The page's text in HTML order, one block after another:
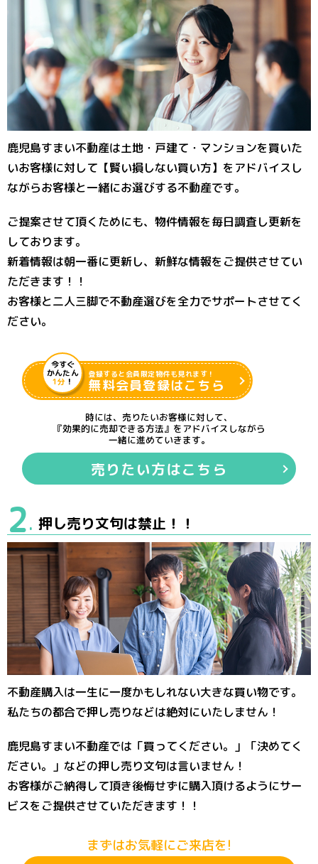
鹿児島すまい不動産は土地・戸建て・マンションを買いた
いお客様に対して【賢い損しない買い方】をアドバイスし
ながらお客様と一緒にお選びする不動産です。
ご提案させて頂くためにも、物件情報を毎日調査し更新を
しております。
新着情報は朝一番に更新し、新鮮な情報をご提供させてい
ただきます！！
お客様と二人三脚で不動産選びを全力でサポートさせてく
ださい。
今すぐ
かんたん
1分 ！
登録すると会員限定物件も見れます！
無料会員登録はこちら
時には、売りたいお客様に対して、
『効果的に売却できる方法』をアドバイスしながら
一緒に進めていきます。
売りたい方はこちら
2. 押し売り文句は禁止！！
不動産購入は一生に一度かもしれない大きな買い物です。
私たちの都合で押し売りなどは絶対にいたしません！
鹿児島すまい不動産では「買ってください。」「決めてく
ださい。」などの押し売り文句は言いません！
お客様がご納得して頂き後悔せずに購入頂けるようにサー
ビスをご提供させていただきます！！
まずはお気軽にご来店を!